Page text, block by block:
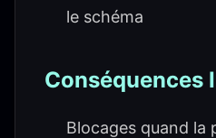
le schéma
Conséquences
Blocages quand la